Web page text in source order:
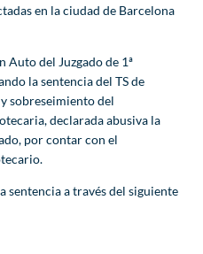
en la ciudad de Barcelona
Auto del Juzgado de 1ª
la sentencia del TS de
sobreseimiento del
declarada abusiva la
por contar con el
sentencia a través del siguiente